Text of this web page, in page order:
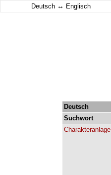
Deutsch ↔ Englisch
Deutsch
Suchwort
Charakteranlage